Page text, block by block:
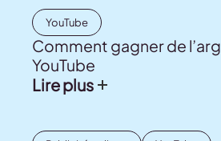
YouTube
Comment gagner de
YouTube
Lire plus